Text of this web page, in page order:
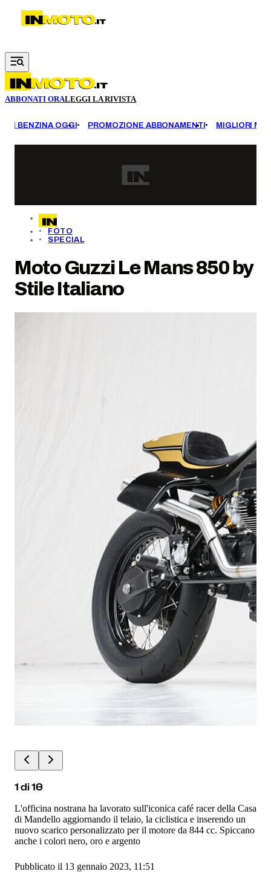
Vai al contenuto principale
ABBONATI ORALEGGI LA RIVISTA
BENZINA OGGI PROMOZIONE ABBONAMENTI MIGLIORI
FOTO
SPECIAL
Moto Guzzi Le Mans 850 by
Stile Italiano
1di10
L'officina nostrana ha lavorato sull'iconica café racer della Casa
di Mandello aggiornando il telaio, la ciclistica e inserendo un
nuovo scarico personalizzato per il motore da 844 cc. Spiccano
anche i colori nero, oro e argento
Pubblicato il 13 gennaio 2023, 11:51